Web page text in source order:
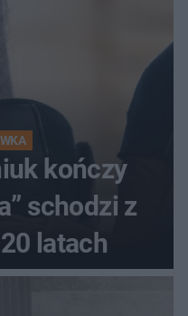
kończy
schodzi z
latach